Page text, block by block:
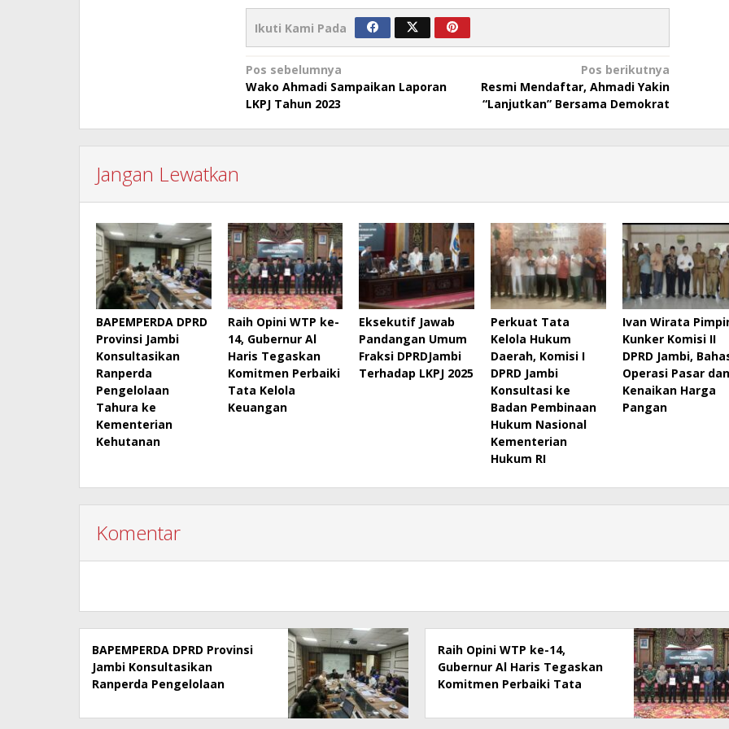
Ikuti Kami Pada
Navigasi
pos
Pos sebelumnya
Wako Ahmadi Sampaikan Laporan
LKPJ Tahun 2023
Pos berikutnya
Resmi Mendaftar, Ahmadi Yakin
“Lanjutkan” Bersama Demokrat
Jangan Lewatkan
BAPEMPERDA DPRD
Provinsi Jambi
Konsultasikan
Ranperda
Pengelolaan
Tahura ke
Kementerian
Kehutanan
Raih Opini WTP ke-
14, Gubernur Al
Haris Tegaskan
Komitmen Perbaiki
Tata Kelola
Keuangan
Eksekutif Jawab
Pandangan Umum
Fraksi DPRDJambi
Terhadap LKPJ 2025
Perkuat Tata
Kelola Hukum
Daerah, Komisi I
DPRD Jambi
Konsultasi ke
Badan Pembinaan
Hukum Nasional
Kementerian
Hukum RI
Ivan Wirata
Kunker Komisi II
DPRD Jambi,
Operasi Pasar dan
Kenaikan Harga
Pangan
Komentar
BAPEMPERDA DPRD Provinsi
Jambi Konsultasikan
Ranperda Pengelolaan
Kehutanan
Raih Opini WTP ke-14,
Gubernur Al Haris Tegaskan
Komitmen Perbaiki Tata